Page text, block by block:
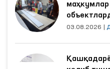
маҳкумлар
яхшиланди
03.08.2026